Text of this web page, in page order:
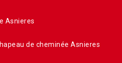
Asnieres
de cheminée Asnieres